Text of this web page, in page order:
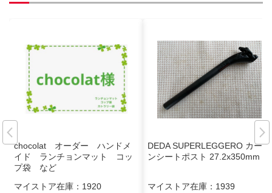
chocolat オーダー ハンドメ
イド ランチョンマット コッ
プ袋 など
マイストア在庫： 1920
DEDA SUPERLEGGERO カーボ
ンシートポスト 27.2x350mm
マイストア在庫： 1939